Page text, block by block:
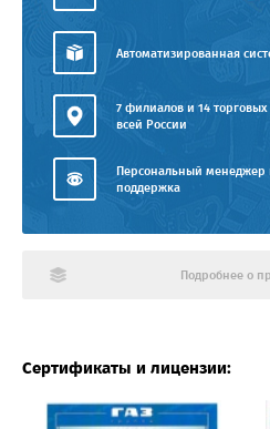
Автоматизированная
7 филиалов и 14 торговых
всей России
Персональный
поддержка
Подробнее о
Сертификаты и лицензии: